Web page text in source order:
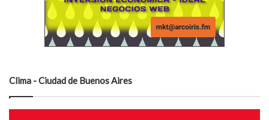
Clima - Ciudad de Buenos Aires